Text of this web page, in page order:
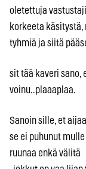
oletettuja
korkeeta
tyhmiä ja siitä
sit tää kaveri sano,
voinu..plaaaplaa.
Sanoin sille, et
se ei puhunut
ruunaa enkä välitä